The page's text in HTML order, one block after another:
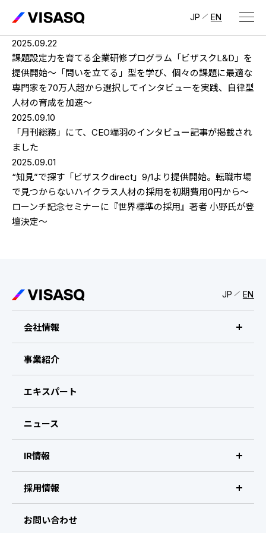
JP EN
会社情報
ビザスクについて
経営メンバー
会社概要・拠点
IR情報
IR情報トップ
業績ハイライト
株式について
コーポレート・ガバナンス
ディスクロージャーポリシー
免責事項
採用情報
中途採用：ビジネス職・コーポレート職
中途採用：開発職・デザイナー職
2025.09.22
課題設定力を育てる企業研修プログラム「ビザスクL&D」を
提供開始〜「問いを立てる」型を学び、個々の課題に最適な
専門家を70万人超から選択してインタビューを実践、自律型
人材の育成を加速〜
2025.09.10
「月刊総務」にて、CEO端羽のインタビュー記事が掲載され
ました
2025.09.01
“知見”で探す「ビザスクdirect」9/1より提供開始。転職市場
で見つからないハイクラス人材の採用を初期費用0円から〜
ローンチ記念セミナーに『世界標準の採用』著者 小野氏が登
壇決定〜
JP EN
会社情報
ビザスクについて
CEOメッセージ
会社概要・拠点
事業紹介
エキスパート
ニュース
IR情報
IR情報 トップ
IRライブラリ
採用情報
採用サイト（日本）
お問い合わせ